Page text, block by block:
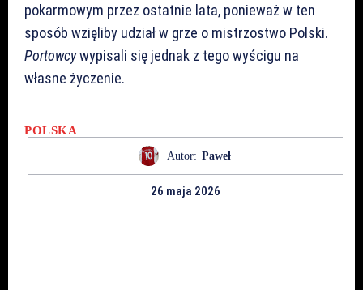
pokarmowym przez ostatnie lata, ponieważ w ten
sposób wzięliby udział w grze o mistrzostwo Polski.
Portowcywypisali się jednak z tego wyścigu na
własne życzenie.
POLSKA
Autor: Paweł
26 maja 2026